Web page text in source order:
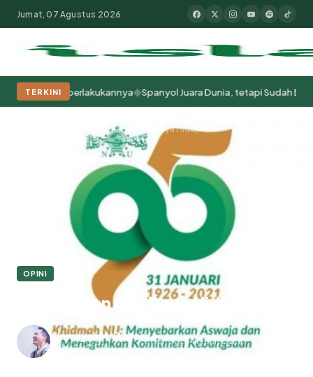
Populer:Moderasi BeragamaKhutbah JumatPesantrenTokoh
Jumat, 07 Agustus 2026
TERKINI
Memperlakukannya◆Spanyol Juara Dunia, tetapi Sudah Berabad-
Keragaman dan Daya Hidup NU
OPINI
Keragaman dan Daya Hidup NU
Alamsyah M. Djafar
31 Januari 2021
31 Jan 2021 .4 menit baca